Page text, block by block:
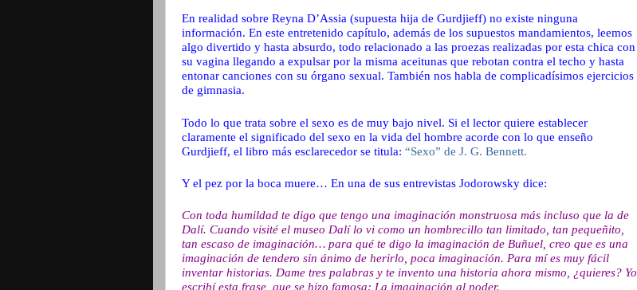
En realidad sobre Reyna D’Assia (supuesta hija de Gurdjieff) no existe ninguna
información. En este entretenido capítulo, además de los supuestos mandamientos, leemos
algo divertido y hasta absurdo, todo relacionado a las proezas realizadas por esta chica con
su vagina llegando a expulsar por la misma aceitunas que rebotan contra el techo y hasta
entonar canciones con su órgano sexual. También nos habla de complicadísimos ejercicios
de gimnasia.
Todo lo que trata sobre el sexo es de muy bajo nivel. Si el lector quiere establecer
claramente el significado del sexo en la vida del hombre acorde con lo que enseño
Gurdjieff, el libro más esclarecedor se titula: “Sexo” de J. G. Bennett.
Y el pez por la boca muere… En una de sus entrevistas Jodorowsky dice:
Con toda humildad te digo que tengo una imaginación monstruosa más incluso que la de
Dalí. Cuando visité el museo Dalí lo vi como un hombrecillo tan limitado, tan pequeñito,
tan escaso de imaginación… para qué te digo la imaginación de Buñuel, creo que es una
imaginación de tendero sin ánimo de herirlo, poca imaginación. Para mí es muy fácil
inventar historias. Dame tres palabras y te invento una historia ahora mismo, ¿quieres? Yo
escribí esta frase, que se hizo famosa: La imaginación al poder.